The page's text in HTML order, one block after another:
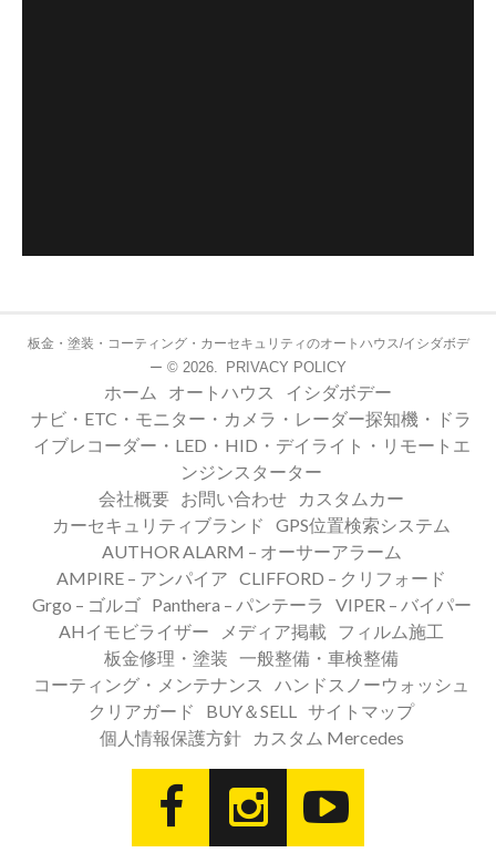
板金・塗装・コーティング・カーセキュリティのオートハウス/イシダボデ
ー © 2026. PRIVACY POLICY
ホーム オートハウス
イシダボデー
ナビ・ETC・モニター・カメラ・レーダー探知機・ドラ
イブレコーダー・LED・HID・デイライト・リモートエ
ンジンスターター
会社概要 お問い合わせ
カスタムカー
カーセキュリティブランド
GPS位置検索システム
AUTHOR ALARM – オーサーアラーム
AMPIRE – アンパイア CLIFFORD – クリフォード
Grgo – ゴルゴ
Panthera – パンテーラ
VIPER – バイパー
AHイモビライザー
メディア掲載
フィルム施工
板金修理・塗装 一般整備・車検整備
コーティング・メンテナンス
ハンドスノーウォッシュ
クリアガード
BUY＆SELL サイトマップ
個人情報保護方針
カスタム Mercedes